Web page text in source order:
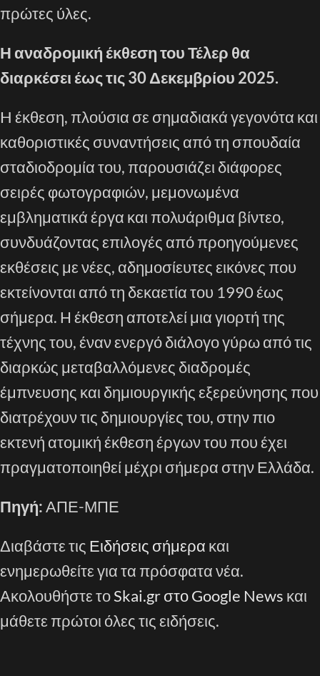
πρώτες ύλες.
Η αναδρομική έκθεση του Τέλερ θα
διαρκέσει έως τις 30 Δεκεμβρίου 2025.
H έκθεση, πλούσια σε σημαδιακά γεγονότα και
καθοριστικές συναντήσεις από τη σπουδαία
σταδιοδρομία του, παρουσιάζει διάφορες
σειρές φωτογραφιών, μεμονωμένα
εμβληματικά έργα και πολυάριθμα βίντεο,
συνδυάζοντας επιλογές από προηγούμενες
εκθέσεις με νέες, αδημοσίευτες εικόνες που
εκτείνονται από τη δεκαετία του 1990 έως
σήμερα. Η έκθεση αποτελεί μια γιορτή της
τέχνης του, έναν ενεργό διάλογο γύρω από τις
διαρκώς μεταβαλλόμενες διαδρομές
έμπνευσης και δημιουργικής εξερεύνησης που
διατρέχουν τις δημιουργίες του, στην πιο
εκτενή ατομική έκθεση έργων του που έχει
πραγματοποιηθεί μέχρι σήμερα στην Ελλάδα.
Πηγή:ΑΠΕ-ΜΠΕ
Διαβάστε τις Ειδήσεις σήμερα και
ενημερωθείτε για τα πρόσφατα νέα.
Ακολουθήστε τοSkai.gr στο Google News και
μάθετε πρώτοι όλες τις ειδήσεις.